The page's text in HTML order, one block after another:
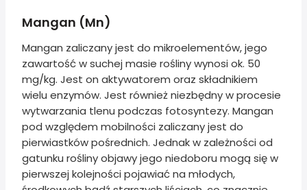
Mangan (Mn)
Mangan zaliczany jest do mikroelementów, jego
zawartość w suchej masie rośliny wynosi ok. 50
mg/kg. Jest on aktywatorem oraz składnikiem
wielu enzymów. Jest również niezbędny w procesie
wytwarzania tlenu podczas fotosyntezy. Mangan
pod względem mobilności zaliczany jest do
pierwiastków pośrednich. Jednak w zależności od
gatunku rośliny objawy jego niedoboru mogą się w
pierwszej kolejności pojawiać na młodych,